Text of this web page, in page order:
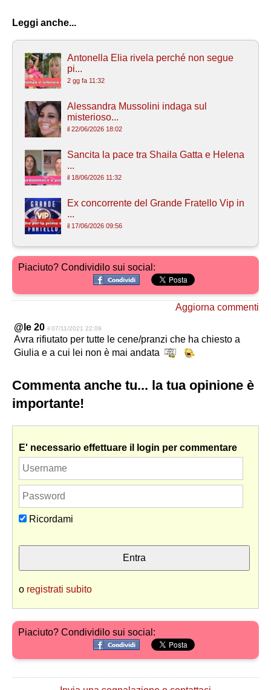
Leggi anche...
Antonella Elia rivela perché non segue
pi...
2 gg fa 11:32
Alessandra Mussolini indaga sul
misterioso...
il 22/06/2026 18:02
Sancita la pace tra Shaila Gatta e Helena
...
il 18/06/2026 11:32
Ex concorrente del Grande Fratello Vip in
...
il 17/06/2026 09:56
Piaciuto? Condividilo sui social:
Aggiorna commenti
@le 20 il 07/11/2021 22:09
Avra rifiutato per tutte le cene/pranzi che ha chiesto a
Giulia e a cui lei non è mai andata
Commenta anche tu... la tua opinione è
importante!
E' necessario effettuare il login per commentare
Ricordami
o registrati subito
Piaciuto? Condividilo sui social: